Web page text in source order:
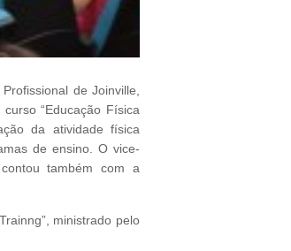
de Joinville,
“Educação Física
da atividade física
de ensino. O vice-
também com a
ministrado pelo